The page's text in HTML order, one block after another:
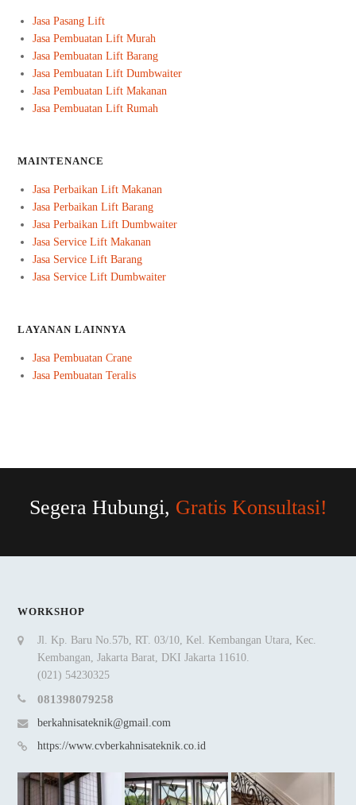
Jasa Pasang Lift
Jasa Pembuatan Lift Murah
Jasa Pembuatan Lift Barang
Jasa Pembuatan Lift Dumbwaiter
Jasa Pembuatan Lift Makanan
Jasa Pembuatan Lift Rumah
MAINTENANCE
Jasa Perbaikan Lift Makanan
Jasa Perbaikan Lift Barang
Jasa Perbaikan Lift Dumbwaiter
Jasa Service Lift Makanan
Jasa Service Lift Barang
Jasa Service Lift Dumbwaiter
LAYANAN LAINNYA
Jasa Pembuatan Crane
Jasa Pembuatan Teralis
Segera Hubungi, Gratis Konsultasi!
WORKSHOP
Jl. Kp. Baru No.57b, RT. 03/10, Kel. Kembangan Utara, Kec.
Kembangan, Jakarta Barat, DKI Jakarta 11610.
(021) 54230325
081398079258
berkahnisateknik@gmail.com
https://www.cvberkahnisateknik.co.id